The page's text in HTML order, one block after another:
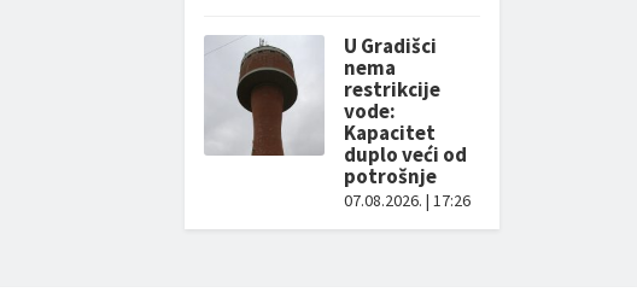
U Gradišci
nema
restrikcije
vode:
Kapacitet
duplo veći od
potrošnje
07.08.2026. | 17:26